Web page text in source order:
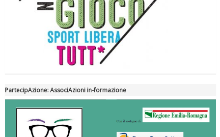
Tiziano Pesce nel Cda di Fondazione Terzjus: prima riunione a
PartecipAzione: AssociAzioni in-formazione